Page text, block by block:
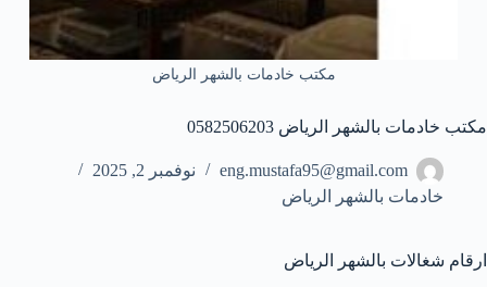
مكتب خادمات بالشهر الرياض
مكتب خادمات بالشهر الرياض 0582506203
eng.mustafa95@gmail.com
نوفمبر 2, 2025
خادمات بالشهر الرياض
ارقام شغالات بالشهر الرياض